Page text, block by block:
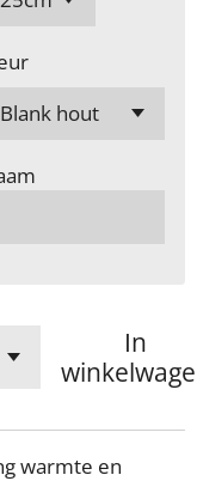
In
warmte en